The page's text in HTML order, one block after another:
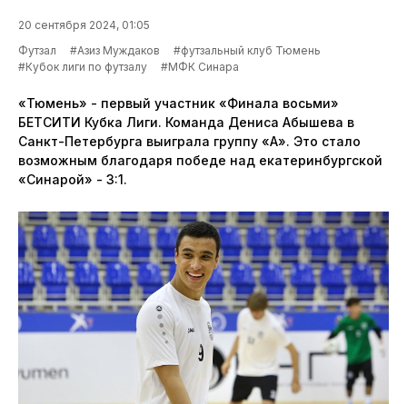
20 сентября 2024, 01:05
Футзал
#Азиз Муждаков
#футзальный клуб Тюмень
#Кубок лиги по футзалу
#МФК Синара
«Тюмень» - первый участник «Финала восьми»
БЕТСИТИ Кубка Лиги. Команда Дениса Абышева в
Санкт-Петербурга выиграла группу «А». Это стало
возможным благодаря победе над екатеринбургской
«Синарой» - 3:1.